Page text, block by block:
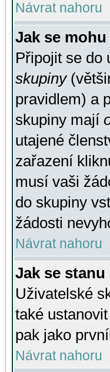
Návrat nahoru
Jak se
Připojit se do
skupiny
pravidlem) a
skupiny mají
utajené
zařazení
musí vaši
do skupiny
žádosti
Návrat nahoru
Jak se
Uživatelské
také
pak jako
Návrat nahoru